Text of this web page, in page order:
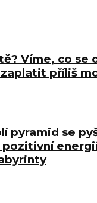
Víme, co se
příliš
pyramid se
pozitivní